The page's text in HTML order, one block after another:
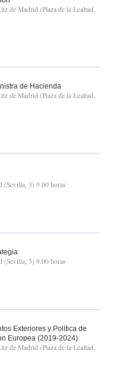
de Madrid (Plaza de la Lealtad,
de Hacienda
de Madrid (Plaza de la Lealtad,
(Sevilla, 3) 9.00 horas
(Sevilla, 3) 9.00 horas
Exteriores y Política de
Europea (2019-2024)
de Madrid (Plaza de la Lealtad,